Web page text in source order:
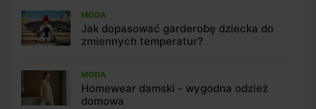
MODA
Jak dopasować garderobę dziecka do
zmiennych temperatur?
MODA
Homewear damski - wygodna odzież
domowa